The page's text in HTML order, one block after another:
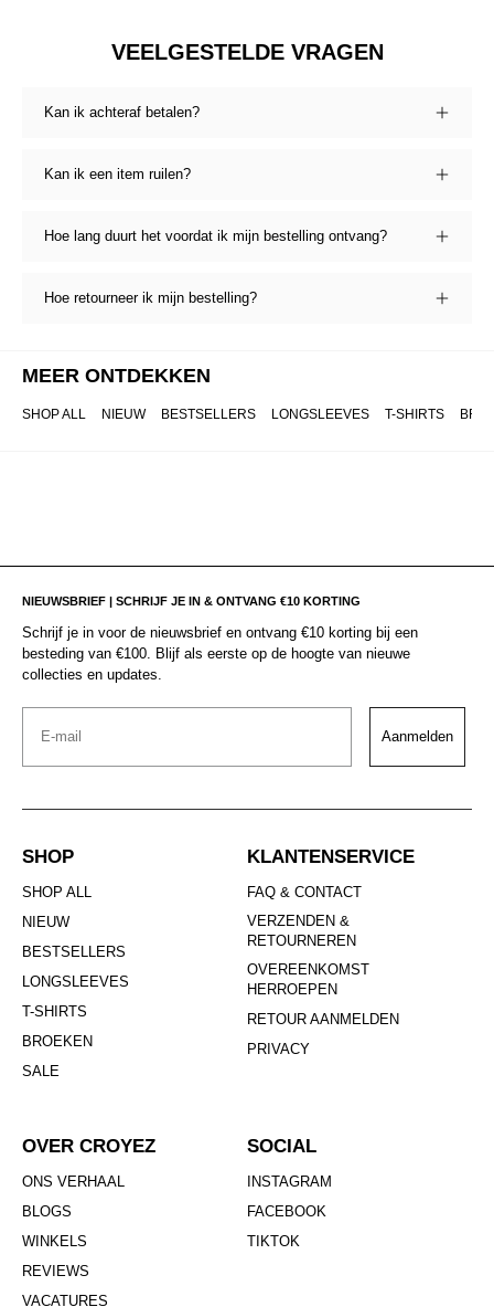
VEELGESTELDE VRAGEN
Kan ik achteraf betalen?
Kan ik een item ruilen?
Hoe lang duurt het voordat ik mijn bestelling ontvang?
Hoe retourneer ik mijn bestelling?
MEER ONTDEKKEN
SHOP ALL NIEUW BESTSELLERS LONGSLEEVES T-SHIRTS
NIEUWSBRIEF | SCHRIJF JE IN & ONTVANG €10 KORTING
Schrijf je in voor de nieuwsbrief en ontvang €10 korting bij een
besteding van €100. Blijf als eerste op de hoogte van nieuwe
collecties en updates.
Email
Aanmelden
SHOP
SHOP ALL
NIEUW
BESTSELLERS
LONGSLEEVES
T-SHIRTS
BROEKEN
SALE
KLANTENSERVICE
FAQ & CONTACT
VERZENDEN &
RETOURNEREN
OVEREENKOMST
HERROEPEN
RETOUR AANMELDEN
PRIVACY
OVER CROYEZ
ONS VERHAAL
BLOGS
WINKELS
REVIEWS
VACATURES
SOCIAL
INSTAGRAM
FACEBOOK
TIKTOK